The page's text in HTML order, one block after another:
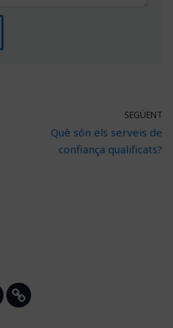
SEGÜENT
Què són els serveis de
confiança qualificats?